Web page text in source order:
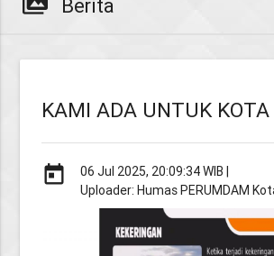
Berita
KAMI ADA UNTUK KOTA
today
06 Jul 2025, 20:09:34 WIB |
Uploader: Humas PERUMDAM